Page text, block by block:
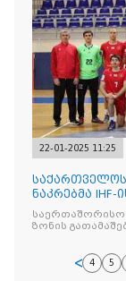
22-01-2025 11:25
ნაკრებმა
მესამე
საერთაშორისო
ზონის
4 5